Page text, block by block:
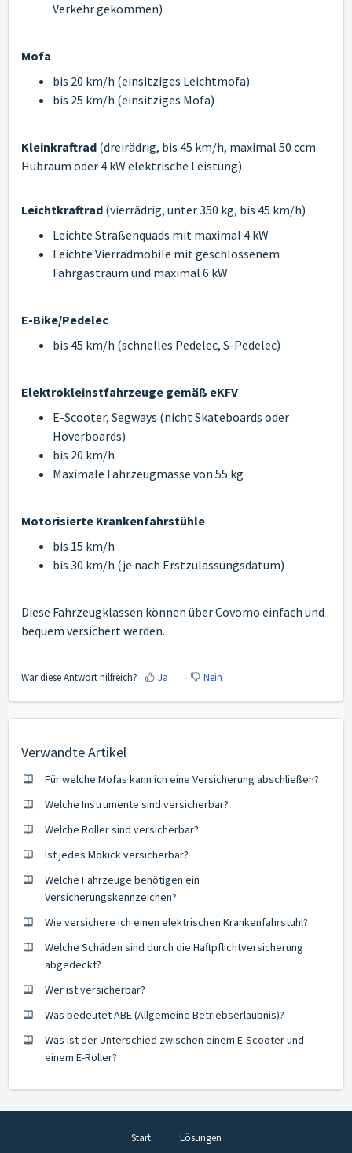
Verkehr gekommen)
Mofa
bis 20 km/h (einsitziges Leichtmofa)
bis 25 km/h (einsitziges Mofa)
Kleinkraftrad (dreirädrig, bis 45 km/h, maximal 50 ccm
Hubraum oder 4 kW elektrische Leistung)
Leichtkraftrad (vierrädrig, unter 350 kg, bis 45 km/h)
Leichte Straßenquads mit maximal 4 kW
Leichte Vierradmobile mit geschlossenem
Fahrgastraum und maximal 6 kW
E-Bike/Pedelec
bis 45 km/h (schnelles Pedelec, S-Pedelec)
Elektrokleinstfahrzeuge gemäß eKFV
E-Scooter, Segways (nicht Skateboards oder
Hoverboards)
bis 20 km/h
Maximale Fahrzeugmasse von 55 kg
Motorisierte Krankenfahrstühle
bis 15 km/h
bis 30 km/h (je nach Erstzulassungsdatum)
Diese Fahrzeugklassen können über Covomo einfach und
bequem versichert werden.
War diese Antwort hilfreich? Ja Nein
Verwandte Artikel
Für welche Mofas kann ich eine Versicherung abschließen?
Welche Instrumente sind versicherbar?
Welche Roller sind versicherbar?
Ist jedes Mokick versicherbar?
Welche Fahrzeuge benötigen ein
Versicherungskennzeichen?
Wie versichere ich einen elektrischen Krankenfahrstuhl?
Welche Schäden sind durch die Haftpflichtversicherung
abgedeckt?
Wer ist versicherbar?
Was bedeutet ABE (Allgemeine Betriebserlaubnis)?
Was ist der Unterschied zwischen einem E-Scooter und
einem E-Roller?
Start Lösungen